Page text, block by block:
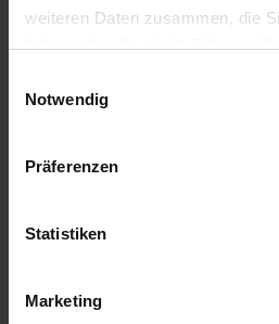
weiteren Daten zusammen, die
Notwendig
Präferenzen
Statistiken
Marketing